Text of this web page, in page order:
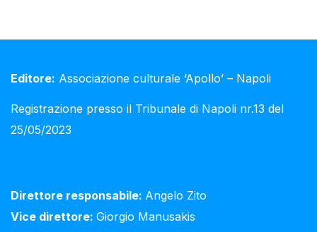
Editore: Associazione culturale ‘Apollo’ – Napoli
Registrazione presso il Tribunale di Napoli nr.13 del
25/05/2023
Direttore responsabile: Angelo Zito
Vice direttore: Giorgio Manusakis